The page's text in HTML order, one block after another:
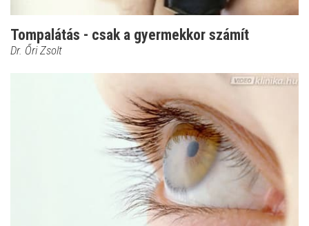
Tompalátás - csak a gyermekkor számít
Dr. Őri Zsolt